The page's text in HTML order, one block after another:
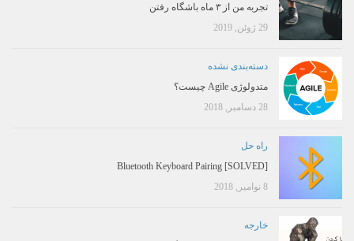
تجربه من از ۳ ماه باشگاه رفتن
29 ژوئن, 2019
دسته‌بندی نشده
متدولوژی Agile چیست؟
28 دسامبر, 2018
راه حل
[SOLVED] Bluetooth Keyboard Pairing
8 نوامبر, 2018
خارجه